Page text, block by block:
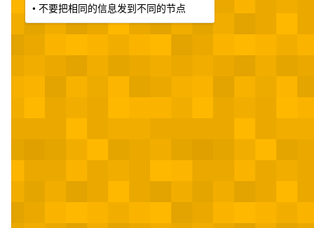
• 不要把相同的信息发到不同的节点